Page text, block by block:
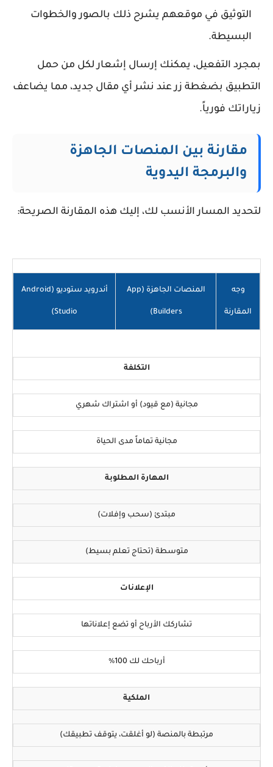
التوثيق في موقعهم يشرح ذلك بالصور والخطوات
البسيطة.
بمجرد التفعيل، يمكنك إرسال إشعار لكل من حمل
التطبيق بضغطة زر عند نشر أي مقال جديد، مما يضاعف
زياراتك فورياً.
مقارنة بين المنصات الجاهزة
والبرمجة اليدوية
لتحديد المسار الأنسب لك، إليك هذه المقارنة الصريحة:
وجه
المقارنة
المنصات الجاهزة (App
Builders)
أندرويد ستوديو (Android
Studio)
التكلفة
مجانية (مع قيود) أو اشتراك شهري
مجانية تماماً مدى الحياة
المهارة المطلوبة
مبتدئ (سحب وإفلات)
متوسطة (تحتاج تعلم بسيط)
الإعلانات
تشاركك الأرباح أو تضع إعلاناتها
أرباحك لك 100%
الملكية
مرتبطة بالمنصة (لو أغلقت، يتوقف تطبيقك)